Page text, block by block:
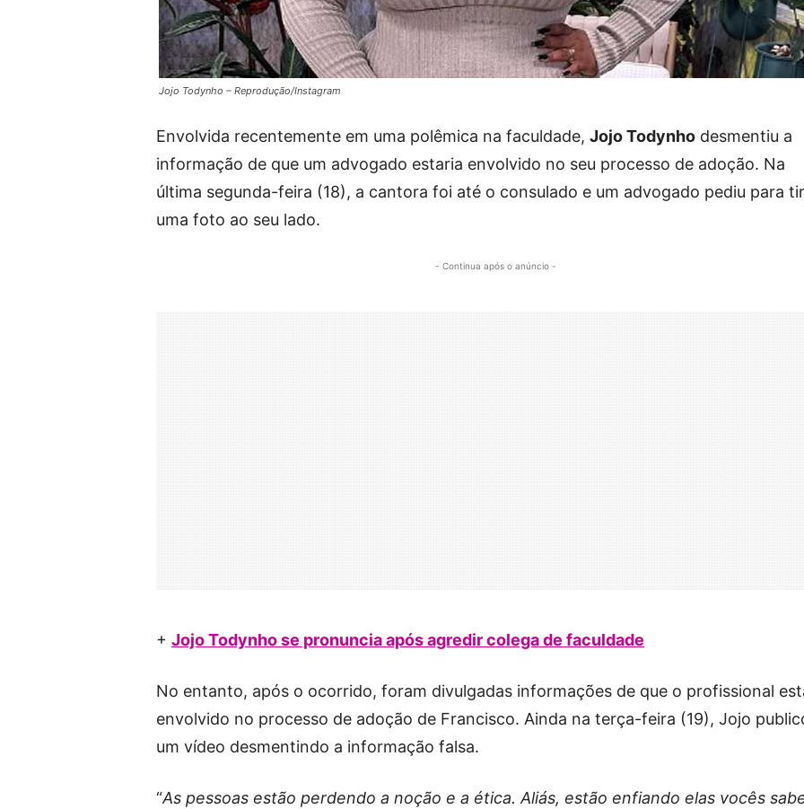
Jojo Todynho – Reprodução/Instagram
Envolvida recentemente em uma polêmica na faculdade, Jojo Todynho desmentiu a
informação de que um advogado estaria envolvido no seu processo de adoção. Na
última segunda-feira (18), a cantora foi até o consulado e um advogado pediu para
uma foto ao seu lado.
- Continua após o anúncio -
+ Jojo Todynho se pronuncia após agredir colega de faculdade
No entanto, após o ocorrido, foram divulgadas informações de que o profissional
envolvido no processo de adoção de Francisco. Ainda na terça-feira (19), Jojo
um vídeo desmentindo a informação falsa.
“As pessoas estão perdendo a noção e a ética. Aliás, estão enfiando elas vocês